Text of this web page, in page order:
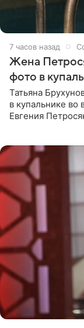
7 часов назад
Жена
фото в
Татьяна
в купальнике во
Евгения